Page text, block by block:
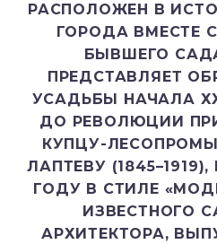
РАСПОЛОЖЕН В
ГОРОДА ВМЕСТЕ
БЫВШЕГО
ПРЕДСТАВЛЯЕТ
УСАДЬБЫ НАЧАЛА
ДО РЕВОЛЮЦИИ
КУПЦУ-
ЛАПТЕВУ
ГОДУ В СТИЛЕ
ИЗВЕСТНОГО
АРХИТЕКТОРА,